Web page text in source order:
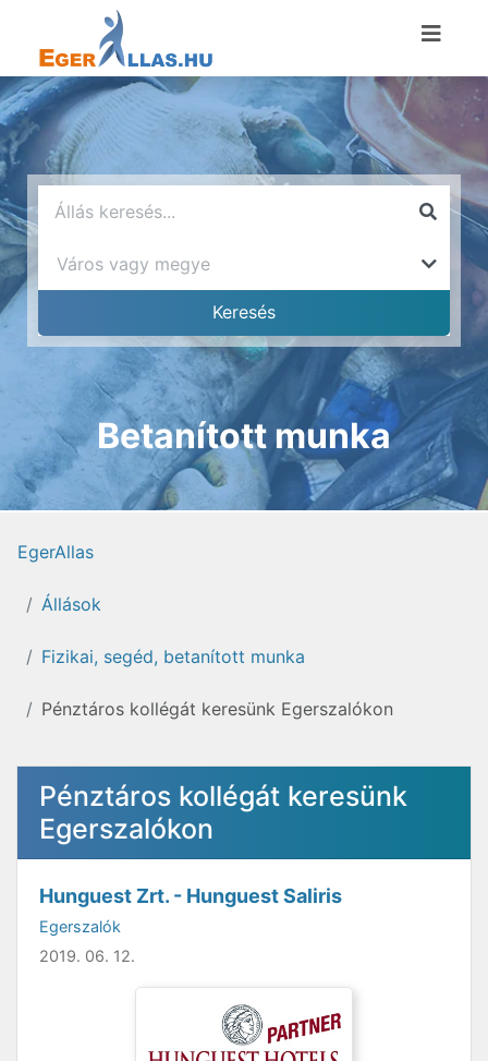
Betanított munka
EgerAllas
Állások
Fizikai, segéd, betanított munka
Pénztáros kollégát keresünk Egerszalókon
Pénztáros kollégát keresünk
Egerszalókon
Hunguest Zrt. - Hunguest Saliris
Egerszalók
2019. 06. 12.